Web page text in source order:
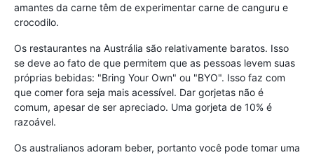
amantes da carne têm de experimentar carne de canguru e
crocodilo.
Os restaurantes na Austrália são relativamente baratos. Isso
se deve ao fato de que permitem que as pessoas levem suas
próprias bebidas: "Bring Your Own" ou "BYO". Isso faz com
que comer fora seja mais acessível. Dar gorjetas não é
comum, apesar de ser apreciado. Uma gorjeta de 10% é
razoável.
Os australianos adoram beber, portanto você pode tomar uma